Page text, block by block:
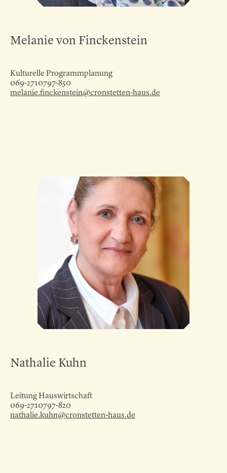
Melanie von Finckenstein
Kulturelle Programmplanung
069-2710797-850
melanie.finckenstein@cronstetten-haus.de
Nathalie Kuhn
Leitung Hauswirtschaft
069-2710797-820
nathalie.kuhn@cronstetten-haus.de